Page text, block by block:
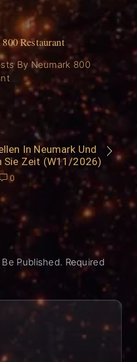
Restaurant
By Neumark 800
In Neumark Und
Sie Zeit (W11/2026)
0
Published. Required